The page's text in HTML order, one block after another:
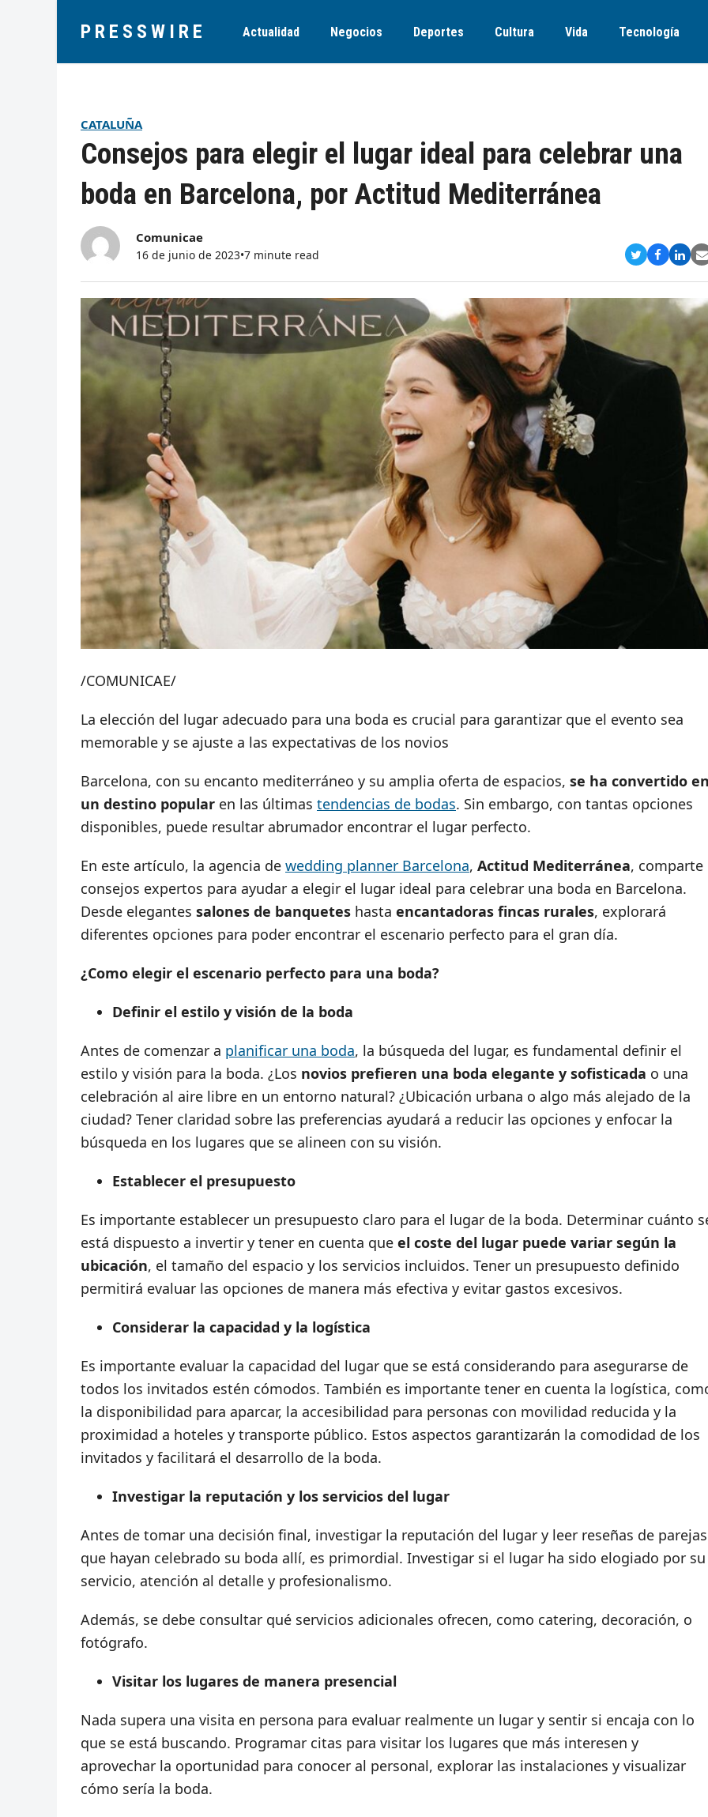
PRESSWIRE Actualidad Negocios Deportes Cultura Vida Tecnología
CATALUÑA
Consejos para elegir el lugar ideal para celebrar una
boda en Barcelona, por Actitud Mediterránea
Comunicae
16 de junio de 2023•7 minute read Compartir
Twitter
/COMUNICAE/
La elección del lugar adecuado para una boda es crucial para garantizar que el evento sea
memorable y se ajuste a las expectativas de los novios
Barcelona, con su encanto mediterráneo y su amplia oferta de espacios, se ha convertido
un destino popular en las últimas tendencias de bodas. Sin embargo, con tantas opciones
disponibles, puede resultar abrumador encontrar el lugar perfecto.
En este artículo, la agencia de wedding planner Barcelona, Actitud Mediterránea, comparte
consejos expertos para ayudar a elegir el lugar ideal para celebrar una boda en Barcelona.
Desde elegantes salones de banquetes hasta encantadoras fincas rurales, explorará
diferentes opciones para poder encontrar el escenario perfecto para el gran día.
¿Como elegir el escenario perfecto para una boda?
Definir el estilo y visión de la boda
Antes de comenzar a planificar una boda, la búsqueda del lugar, es fundamental definir el
estilo y visión para la boda. ¿Los novios prefieren una boda elegante y sofisticada o una
celebración al aire libre en un entorno natural? ¿Ubicación urbana o algo más alejado de la
ciudad? Tener claridad sobre las preferencias ayudará a reducir las opciones y enfocar la
búsqueda en los lugares que se alineen con su visión.
Establecer el presupuesto
Es importante establecer un presupuesto claro para el lugar de la boda. Determinar cuánto
está dispuesto a invertir y tener en cuenta que el coste del lugar puede variar según la
ubicación, el tamaño del espacio y los servicios incluidos. Tener un presupuesto definido
permitirá evaluar las opciones de manera más efectiva y evitar gastos excesivos.
Considerar la capacidad y la logística
Es importante evaluar la capacidad del lugar que se está considerando para asegurarse de
todos los invitados estén cómodos. También es importante tener en cuenta la logística,
la disponibilidad para aparcar, la accesibilidad para personas con movilidad reducida y la
proximidad a hoteles y transporte público. Estos aspectos garantizarán la comodidad de los
invitados y facilitará el desarrollo de la boda.
Investigar la reputación y los servicios del lugar
Antes de tomar una decisión final, investigar la reputación del lugar y leer reseñas de parejas
que hayan celebrado su boda allí, es primordial. Investigar si el lugar ha sido elogiado por su
servicio, atención al detalle y profesionalismo.
Además, se debe consultar qué servicios adicionales ofrecen, como catering, decoración, o
fotógrafo.
Visitar los lugares de manera presencial
Nada supera una visita en persona para evaluar realmente un lugar y sentir si encaja con lo
que se está buscando. Programar citas para visitar los lugares que más interesen y
aprovechar la oportunidad para conocer al personal, explorar las instalaciones y visualizar
cómo sería la boda.